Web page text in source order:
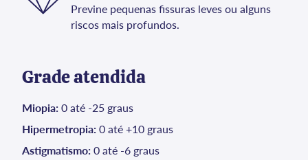
Previne pequenas fissuras leves ou alguns
riscos mais profundos.
Grade atendida
Miopia: 0 até -25 graus
Hipermetropia: 0 até +10 graus
Astigmatismo: 0 até -6 graus